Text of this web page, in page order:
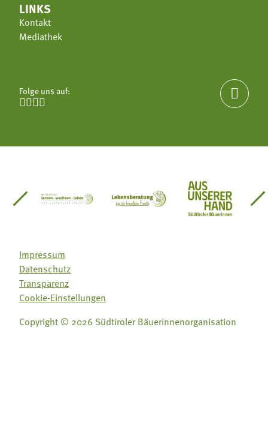
LINKS
Kontakt
Mediathek
Folge uns auf:
   

Südtirol
Gärtnervereinigung
Sozialgenossenschaft Mit Bäuerinnen lernen -
Lebensberatung für dieAus unserer
Impressum
Datenschutz
Transparenz
Cookie-Einstellungen
Copyright © 2026 Südtiroler Bäuerinnenorganisation